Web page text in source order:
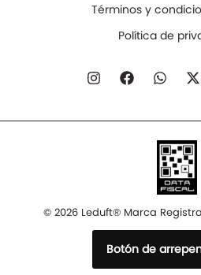
Términos y
Política de
© 2026 Leduft® Marca
Botón de